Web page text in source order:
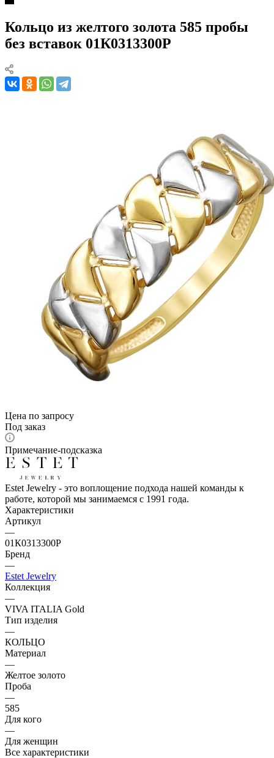
Кольцо из желтого золота 585 пробы
без вставок 01К0313300Р
Цена по запросу
Под заказ
Примечание-подсказка
Estet Jewelry - это воплощение подхода нашей команды к
работе, которой мы занимаемся с 1991 года.
Характеристики
Артикул
—
01К0313300Р
Бренд
—
Estet Jewelry
Коллекция
—
VIVA ITALIA Gold
Тип изделия
—
КОЛЬЦО
Материал
—
Желтое золото
Проба
—
585
Для кого
—
Для женщин
Все характеристики